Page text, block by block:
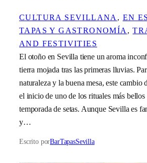
CULTURA SEVILLANA , EN
TAPAS Y GASTRONOMÍA ,
AND FESTIVITIES
El otoño en Sevilla tiene un aroma
tierra mojada tras las primeras lluvias.
naturaleza y la buena mesa, este cambio
el inicio de uno de los rituales más bellos
temporada de setas. Aunque Sevilla es
y…
Escrito porBarTapasSevilla